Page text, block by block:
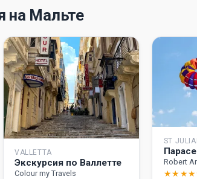
на Мальте
VALLETTA
Экскурсия по Валлетте
Colour my Travels
ST
Robert
★★★★